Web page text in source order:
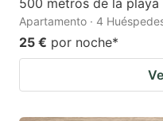
Apartamento · 4
25 € por noche*